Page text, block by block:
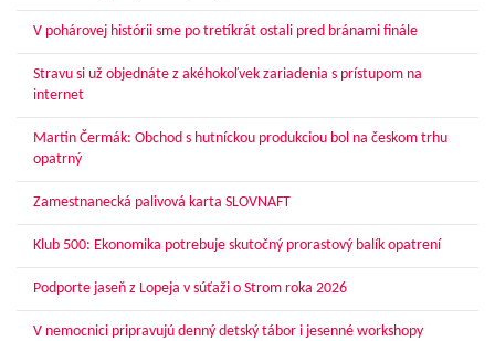
V pohárovej histórii sme po tretíkrát ostali pred bránami finále
Stravu si už objednáte z akéhokoľvek zariadenia s prístupom na
internet
Martin Čermák: Obchod s hutníckou produkciou bol na českom trhu
opatrný
Zamestnanecká palivová karta SLOVNAFT
Klub 500: Ekonomika potrebuje skutočný prorastový balík opatrení
Podporte jaseň z Lopeja v súťaži o Strom roka 2026
V nemocnici pripravujú denný detský tábor i jesenné workshopy